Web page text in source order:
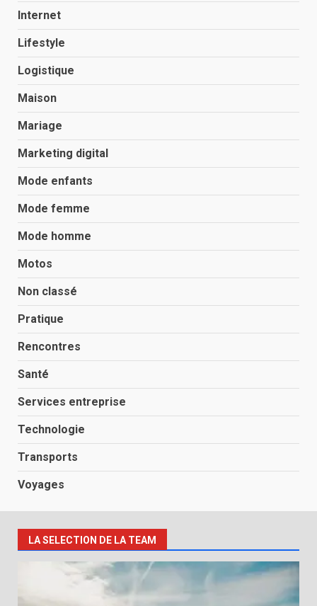
Internet
Lifestyle
Logistique
Maison
Mariage
Marketing digital
Mode enfants
Mode femme
Mode homme
Motos
Non classé
Pratique
Rencontres
Santé
Services entreprise
Technologie
Transports
Voyages
LA SELECTION DE LA TEAM